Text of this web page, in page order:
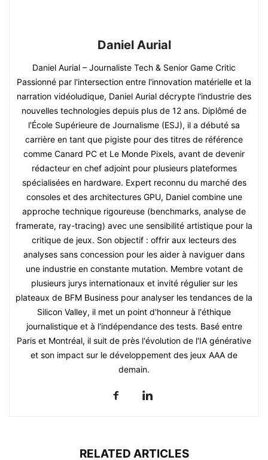
Daniel Aurial
Daniel Aurial – Journaliste Tech & Senior Game Critic
Passionné par l'intersection entre l'innovation matérielle et la
narration vidéoludique, Daniel Aurial décrypte l'industrie des
nouvelles technologies depuis plus de 12 ans. Diplômé de
l'École Supérieure de Journalisme (ESJ), il a débuté sa
carrière en tant que pigiste pour des titres de référence
comme Canard PC et Le Monde Pixels, avant de devenir
rédacteur en chef adjoint pour plusieurs plateformes
spécialisées en hardware. Expert reconnu du marché des
consoles et des architectures GPU, Daniel combine une
approche technique rigoureuse (benchmarks, analyse de
framerate, ray-tracing) avec une sensibilité artistique pour la
critique de jeux. Son objectif : offrir aux lecteurs des
analyses sans concession pour les aider à naviguer dans
une industrie en constante mutation. Membre votant de
plusieurs jurys internationaux et invité régulier sur les
plateaux de BFM Business pour analyser les tendances de la
Silicon Valley, il met un point d'honneur à l'éthique
journalistique et à l'indépendance des tests. Basé entre
Paris et Montréal, il suit de près l'évolution de l'IA générative
et son impact sur le développement des jeux AAA de
demain.
RELATED ARTICLES